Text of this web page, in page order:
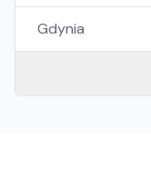
Gdynia